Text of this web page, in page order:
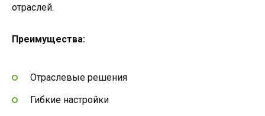
отраслей.
Преимущества:
Отраслевые решения
Гибкие настройки